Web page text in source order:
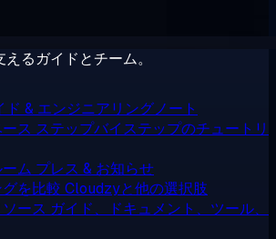
るガイドとチーム。
ド & エンジニアリングノート
ス ステップバイステップのチュートリ
ム プレス & お知らせ
を比較 Cloudzyと他の選択肢
ース ガイド、ドキュメント、ツール、